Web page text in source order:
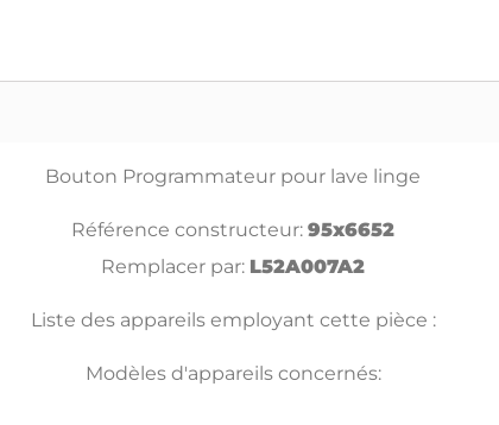
Bouton Programmateur pour lave linge
Référence constructeur: 95x6652
Remplacer par: L52A007A2
Liste des appareils employant cette pièce :
Modèles d'appareils concernés: